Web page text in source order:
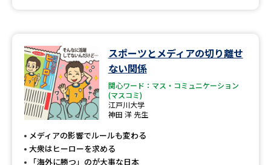
高等学校（情報）教員資格認定
大学研究
大学で学べる内容や特徴を調べる
スポーツとメディアの切り離せ
ない関係
関心ワード：マス・コミュニケーション
(マスコミ)
江戸川大学
神田 洋 先生
メディアの影響でルールも変わる
大衆はヒーローを求める
「海外に勝つ」のが大事な日本